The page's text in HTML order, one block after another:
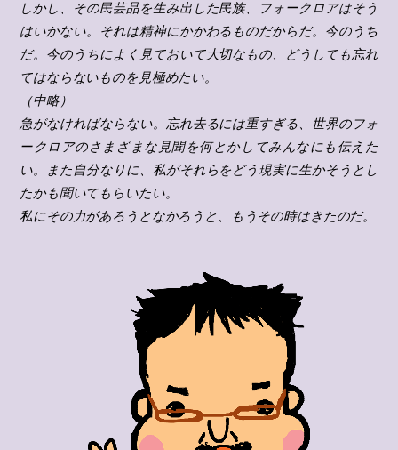
しかし、その民芸品を生み出した民族、フォークロアはそう
はいかない。それは精神にかかわるものだからだ。今のうち
だ。今のうちによく見ておいて大切なもの、どうしても忘れ
てはならないものを見極めたい。
（中略）
急がなければならない。忘れ去るには重すぎる、世界のフォ
ークロアのさまざまな見聞を何とかしてみんなにも伝えた
い。また自分なりに、私がそれらをどう現実に生かそうとし
たかも聞いてもらいたい。
私にその力があろうとなかろうと、もうその時はきたのだ。